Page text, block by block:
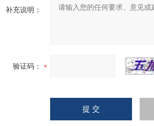
补充说明：
验证码：